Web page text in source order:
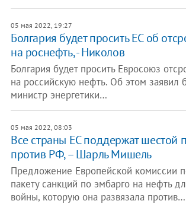
05 мая 2022, 19:27
Болгария будет просить ЕС об
на роснефть, - Николов
Болгария будет просить Евросоюз
на российскую нефть. Об этом заявил
министр энергетики…
05 мая 2022, 08:03
Все страны ЕС поддержат шестой
против РФ, – Шарль Мишель
Предложение Европейской комиссии
пакету санкций по эмбарго на нефть
войны, которую она развязала против…